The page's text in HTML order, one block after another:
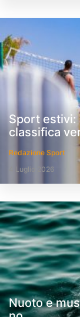
Sport estivi:
classifica
Redazione Sport
4 Luglio 2026
Nuoto e